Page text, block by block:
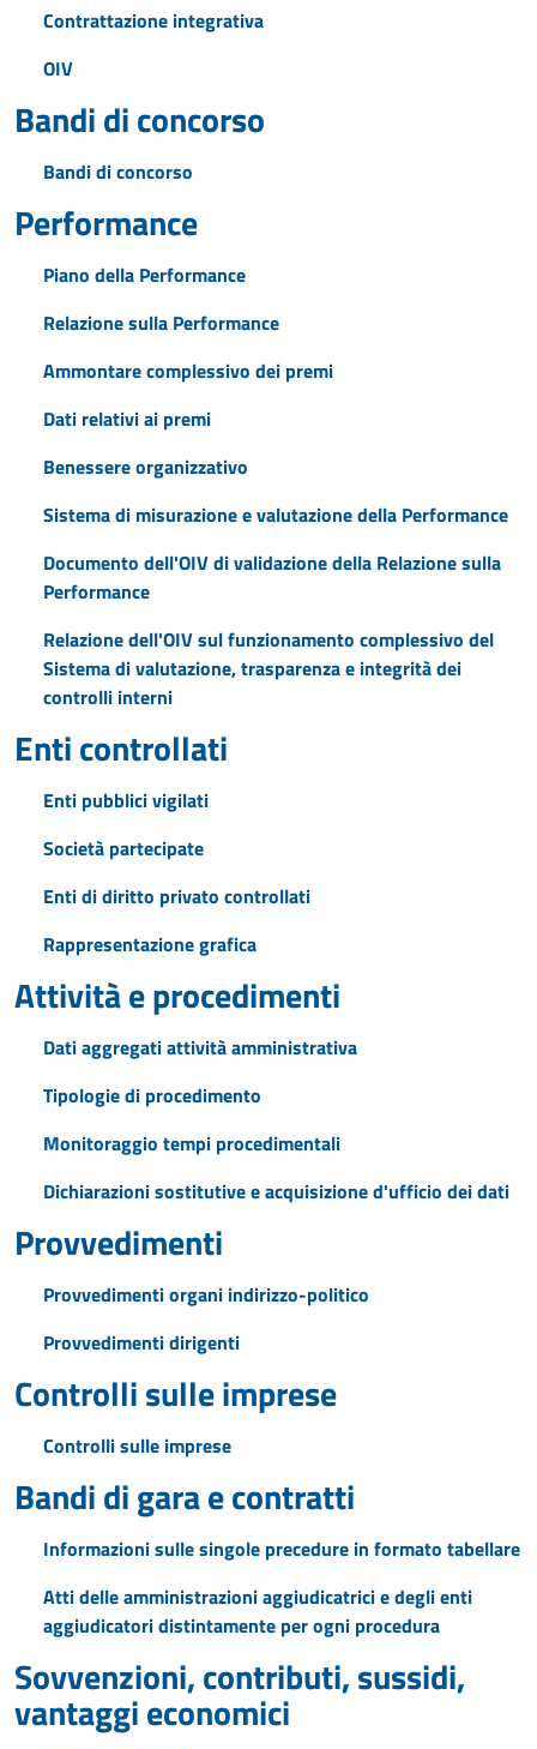
Contrattazione integrativa
OIV
Bandi di concorso
Bandi di concorso
Performance
Piano della Performance
Relazione sulla Performance
Ammontare complessivo dei premi
Dati relativi ai premi
Benessere organizzativo
Sistema di misurazione e valutazione della Performance
Documento dell'OIV di validazione della Relazione sulla
Performance
Relazione dell'OIV sul funzionamento complessivo del
Sistema di valutazione, trasparenza e integrità dei
controlli interni
Enti controllati
Enti pubblici vigilati
Società partecipate
Enti di diritto privato controllati
Rappresentazione grafica
Attività e procedimenti
Dati aggregati attività amministrativa
Tipologie di procedimento
Monitoraggio tempi procedimentali
Dichiarazioni sostitutive e acquisizione d'ufficio dei dati
Provvedimenti
Provvedimenti organi indirizzo-politico
Provvedimenti dirigenti
Controlli sulle imprese
Controlli sulle imprese
Bandi di gara e contratti
Informazioni sulle singole precedure in formato tabellare
Atti delle amministrazioni aggiudicatrici e degli enti
aggiudicatori distintamente per ogni procedura
Sovvenzioni, contributi, sussidi,
vantaggi economici